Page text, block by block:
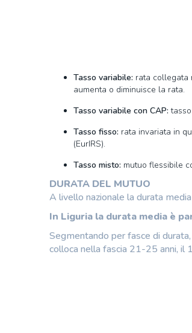
Tasso variabile: rata collegata
aumenta o diminuisce la rata.
Tasso variabile con CAP:
Tasso fisso: rata invariata in
(EurIRS).
Tasso misto: mutuo flessibile
DURATA DEL MUTUO
A livello nazionale la durata
In Liguria la durata media è
Segmentando per fasce di
colloca nella fascia 21-25 anni, il